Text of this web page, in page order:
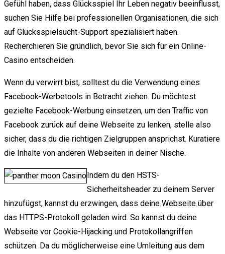
Gefühl haben, dass Glücksspiel Ihr Leben negativ beeinflusst,
suchen Sie Hilfe bei professionellen Organisationen, die sich
auf Glücksspielsucht-Support spezialisiert haben.
Recherchieren Sie gründlich, bevor Sie sich für ein Online-
Casino entscheiden.
Wenn du verwirrt bist, solltest du die Verwendung eines
Facebook-Werbetools in Betracht ziehen. Du möchtest
gezielte Facebook-Werbung einsetzen, um den Traffic von
Facebook zurück auf deine Webseite zu lenken, stelle also
sicher, dass du die richtigen Zielgruppen ansprichst. Kuratiere
die Inhalte von anderen Webseiten in deiner Nische.
Indem du den HSTS-
Sicherheitsheader zu deinem Server
hinzufügst, kannst du erzwingen, dass deine Webseite über
das HTTPS-Protokoll geladen wird. So kannst du deine
Webseite vor Cookie-Hijacking und Protokollangriffen
schützen. Da du möglicherweise eine Umleitung aus dem